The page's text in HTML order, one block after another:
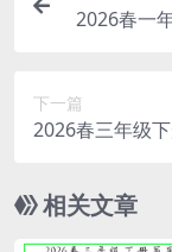
2026春一
下一篇
2026春三年级
相关文章